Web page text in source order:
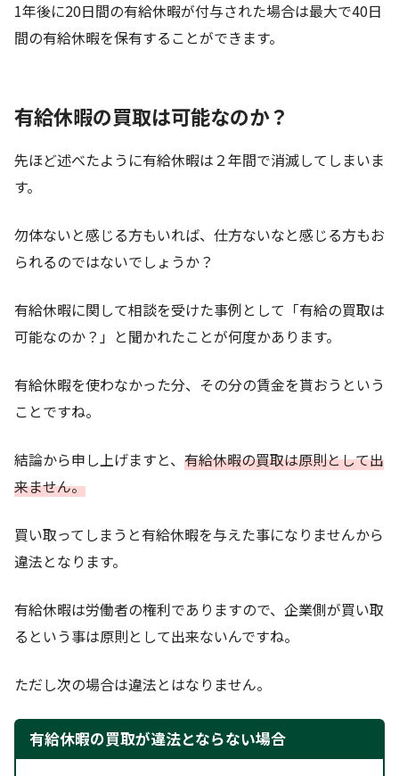
1年後に20日間の有給休暇が付与された場合は最大で40日
間の有給休暇を保有することができます。
有給休暇の買取は可能なのか？
先ほど述べたように有給休暇は２年間で消滅してしまいま
す。
勿体ないと感じる方もいれば、仕方ないなと感じる方もお
られるのではないでしょうか？
有給休暇に関して相談を受けた事例として「有給の買取は
可能なのか？」と聞かれたことが何度かあります。
有給休暇を使わなかった分、その分の賃金を貰おうという
ことですね。
結論から申し上げますと、 有給休暇の買取は原則として出
来ません。
買い取ってしまうと有給休暇を与えた事になりませんから
違法となります。
有給休暇は労働者の権利でありますので、企業側が買い取
るという事は原則として出来ないんですね。
ただし次の場合は違法とはなりません。
有給休暇の買取が違法とならない場合